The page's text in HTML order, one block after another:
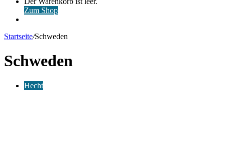
ansehen
Zum Shop
Startseite/Schweden
Schweden
Hecht